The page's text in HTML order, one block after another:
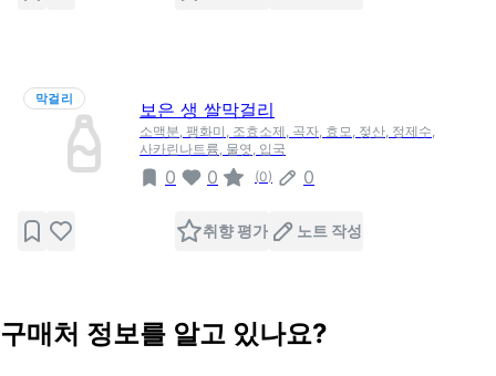
막걸리
보은 생 쌀막걸리
소맥분, 팽화미, 조효소제, 곡자, 효모, 젖산, 정제수,
사카린나트륨, 물엿, 입국
0 0 (0) 0
취향 평가 노트 작성
구매처 정보를 알고 있나요?